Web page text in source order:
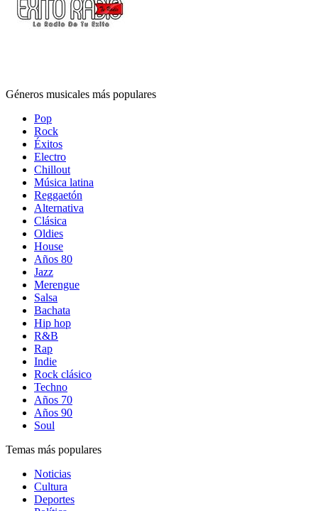
Géneros musicales más populares
Pop
Rock
Éxitos
Electro
Chillout
Música latina
Reggaetón
Alternativa
Clásica
Oldies
House
Años 80
Jazz
Merengue
Salsa
Bachata
Hip hop
R&B
Rap
Indie
Rock clásico
Techno
Años 70
Años 90
Soul
Temas más populares
Noticias
Cultura
Deportes